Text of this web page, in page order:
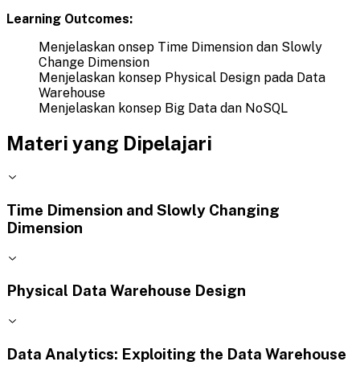
Learning Outcomes:
Menjelaskan onsep Time Dimension dan Slowly
Change Dimension
Menjelaskan konsep Physical Design pada Data
Warehouse
Menjelaskan konsep Big Data dan NoSQL
Materi yang Dipelajari
Time Dimension and Slowly Changing
Dimension
Physical Data Warehouse Design
Data Analytics: Exploiting the Data Warehouse